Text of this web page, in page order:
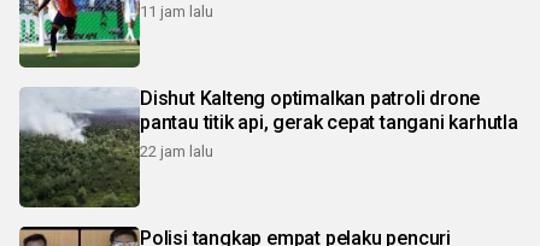
11 jam lalu
Dishut Kalteng optimalkan patroli drone
pantau titik api, gerak cepat tangani karhutla
22 jam lalu
Polisi tangkap empat pelaku pencuri